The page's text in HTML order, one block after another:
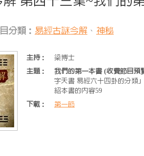
分類： 易經古謎今解 、 神秘
主持：
梁博士
主題：
我們的第一本書 (收費節目預
字天書 易經六十四卦的分類
紹本書的內容59
下載：
第一節